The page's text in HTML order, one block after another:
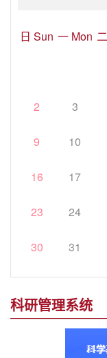
日 Sun 一 Mon
2 3
9 10
16 17
23 24
30 31
科研管理系统